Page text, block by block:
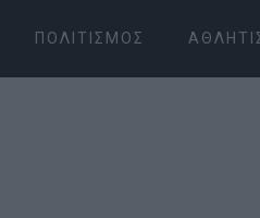
ΠΟΛΙΤΙΣΜΌΣ